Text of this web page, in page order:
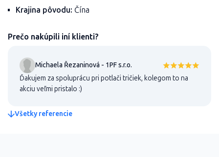
Krajina pôvodu: Čína
Prečo nakúpili iní klienti?
Michaela Řezaninová - 1PF s.r.o.
Ďakujem za spoluprácu pri potlači tričiek, kolegom to na
akciu veľmi pristalo :)
Všetky referencie